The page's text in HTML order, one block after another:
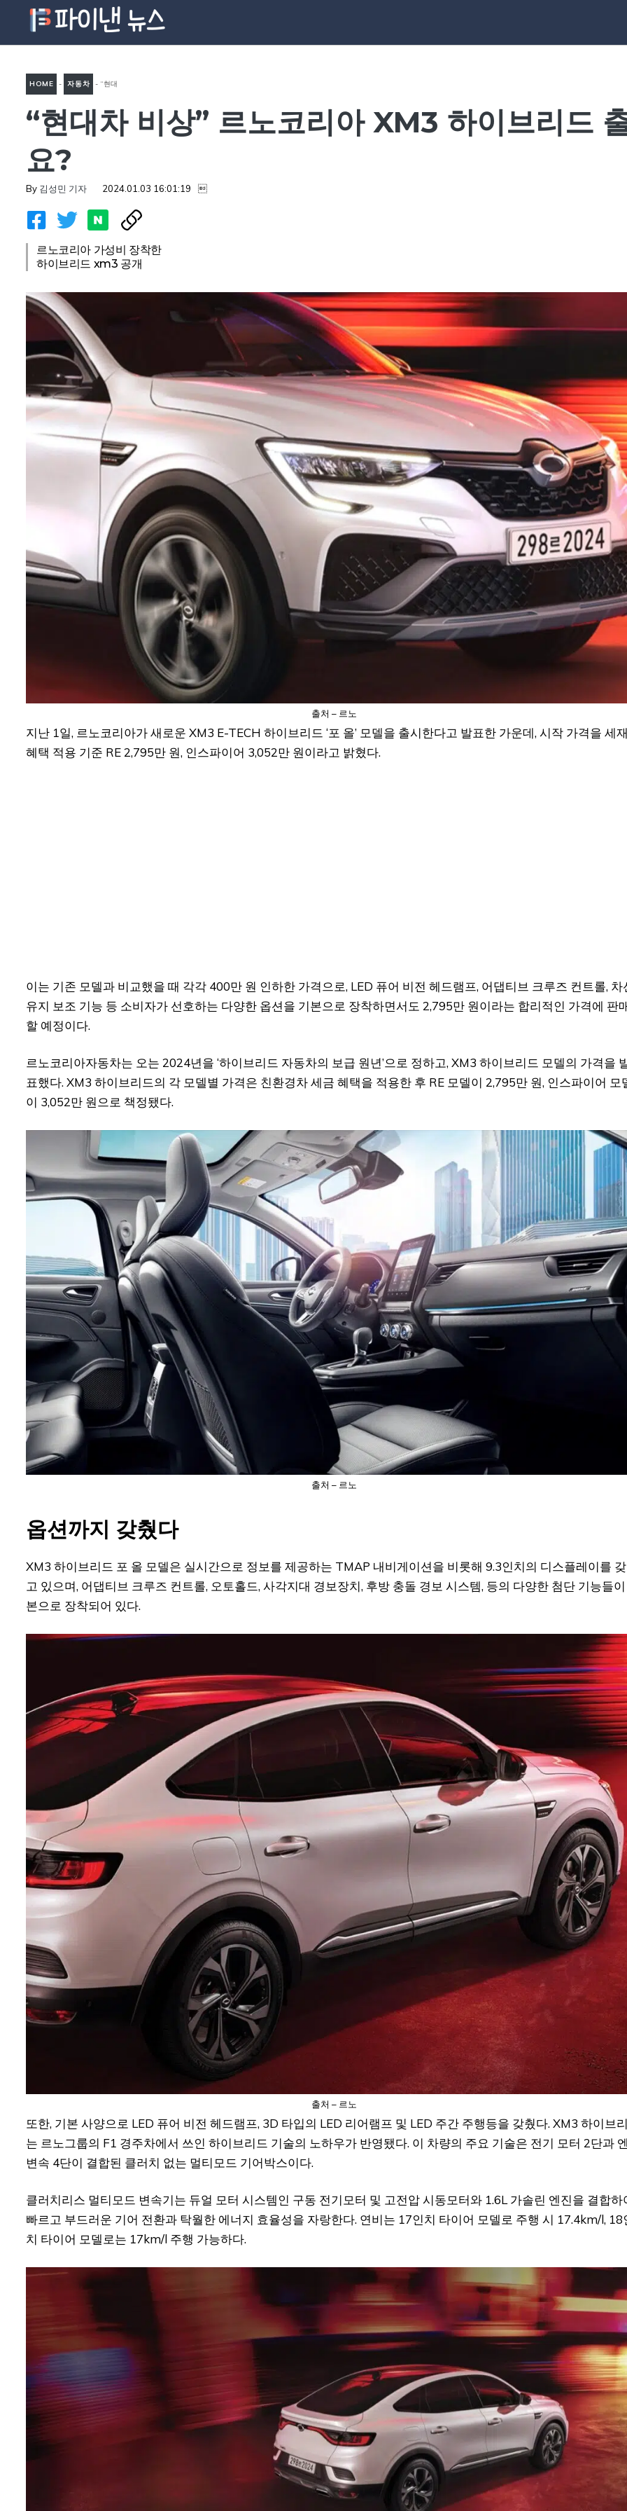
츠
HOME - 자동차 - “현대
차 비상” 르노코리아 XM3 하
이브리드 출시, 가격이 저렴한
데요?
“현대차 비상” 르노코리아 XM3 하이브리드
요?
By 김성민 기자 2024.01.03 16:01:19 
르노코리아 가성비 장착한
하이브리드 xm3 공개
출처 – 르노
지난 1일, 르노코리아가 새로운 XM3 E-TECH 하이브리드 ‘포 올’ 모델을 출시한다고 발표한 가운데, 시작 가격을 세
혜택 적용 기준 RE 2,795만 원, 인스파이어 3,052만 원이라고 밝혔다.
이는 기존 모델과 비교했을 때 각각 400만 원 인하한 가격으로, LED 퓨어 비전 헤드램프, 어댑티브 크루즈 컨트롤, 차
유지 보조 기능 등 소비자가 선호하는 다양한 옵션을 기본으로 장착하면서도 2,795만 원이라는 합리적인 가격에 판
할 예정이다.
르노코리아자동차는 오는 2024년을 ‘하이브리드 자동차의 보급 원년’으로 정하고, XM3 하이브리드 모델의 가격을
표했다. XM3 하이브리드의 각 모델별 가격은 친환경차 세금 혜택을 적용한 후 RE 모델이 2,795만 원, 인스파이어 모
이 3,052만 원으로 책정됐다.
출처 – 르노
옵션까지 갖췄다
XM3 하이브리드 포 올 모델은 실시간으로 정보를 제공하는 TMAP 내비게이션을 비롯해 9.3인치의 디스플레이를
고 있으며, 어댑티브 크루즈 컨트롤, 오토홀드, 사각지대 경보장치, 후방 충돌 경보 시스템, 등의 다양한 첨단 기능들
본으로 장착되어 있다.
출처 – 르노
또한, 기본 사양으로 LED 퓨어 비전 헤드램프, 3D 타입의 LED 리어램프 및 LED 주간 주행등을 갖췄다. XM3 하이브
는 르노그룹의 F1 경주차에서 쓰인 하이브리드 기술의 노하우가 반영됐다. 이 차량의 주요 기술은 전기 모터 2단과
변속 4단이 결합된 클러치 없는 멀티모드 기어박스이다.
클러치리스 멀티모드 변속기는 듀얼 모터 시스템인 구동 전기모터 및 고전압 시동모터와 1.6L 가솔린 엔진을 결합하
빠르고 부드러운 기어 전환과 탁월한 에너지 효율성을 자랑한다. 연비는 17인치 타이어 모델로 주행 시 17.4km/l, 18
치 타이어 모델로는 17km/l 주행 가능하다.